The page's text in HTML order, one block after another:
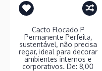
Cacto Flocado P
Permanente Perfeita,
sustentável, não precisa
regar, ideal para decorar
ambientes internos e
corporativos. De: 8,00